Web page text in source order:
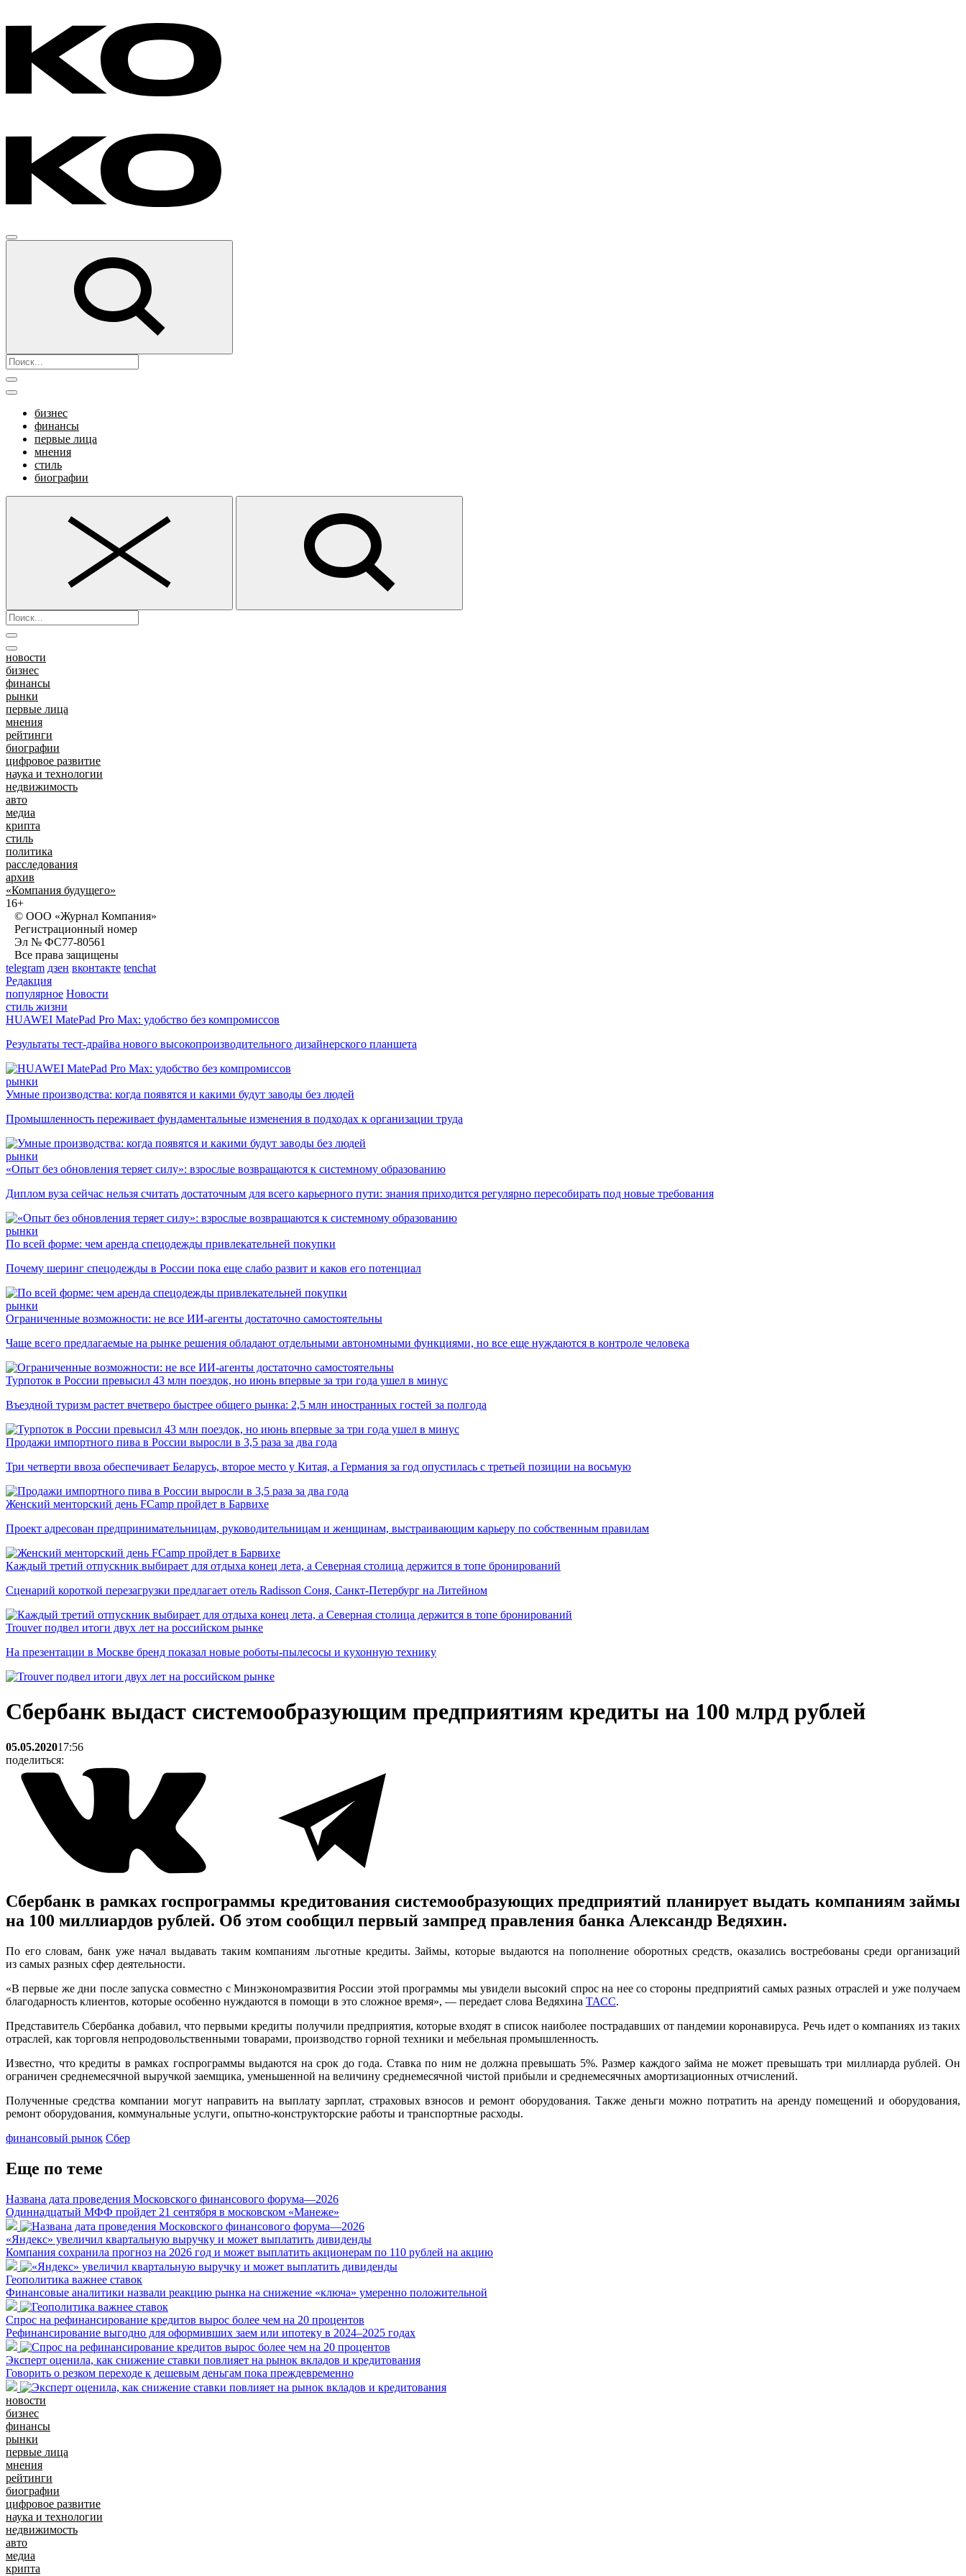
бизнес
финансы
первые лица
мнения
стиль
биографии
новости
бизнес
финансы
рынки
первые лица
мнения
рейтинги
биографии
цифровое развитие
наука и технологии
недвижимость
авто
медиа
крипта
стиль
политика
расследования
архив
«Компания будущего»
16+
© ООО «Журнал Компания»
Регистрационный номер
Эл № ФС77-80561
Все права защищены
telegram дзен вконтакте tenchat
Редакция
популярное Новости
стиль жизни
HUAWEI MatePad Pro Max: удобство без компромиссов
Результаты тест-драйва нового высокопроизводительного дизайнерского планшета
рынки
Умные производства: когда появятся и какими будут заводы без людей
Промышленность переживает фундаментальные изменения в подходах к организации труда
рынки
«Опыт без обновления теряет силу»: взрослые возвращаются к системному образованию
Диплом вуза сейчас нельзя считать достаточным для всего карьерного пути: знания приходится регулярно пересобирать под новые требования
рынки
По всей форме: чем аренда спецодежды привлекательней покупки
Почему шеринг спецодежды в России пока еще слабо развит и каков его потенциал
рынки
Ограниченные возможности: не все ИИ-агенты достаточно самостоятельны
Чаще всего предлагаемые на рынке решения обладают отдельными автономными функциями, но все еще нуждаются в контроле человека
Турпоток в России превысил 43 млн поездок, но июнь впервые за три года ушел в минус
Въездной туризм растет вчетверо быстрее общего рынка: 2,5 млн иностранных гостей за полгода
Продажи импортного пива в России выросли в 3,5 раза за два года
Три четверти ввоза обеспечивает Беларусь, второе место у Китая, а Германия за год опустилась с третьей позиции на восьмую
Женский менторский день FCamp пройдет в Барвихе
Проект адресован предпринимательницам, руководительницам и женщинам, выстраивающим карьеру по собственным правилам
Каждый третий отпускник выбирает для отдыха конец лета, а Северная столица держится в топе бронирований
Сценарий короткой перезагрузки предлагает отель Radisson Соня, Санкт-Петербург на Литейном
Trouver подвел итоги двух лет на российском рынке
На презентации в Москве бренд показал новые роботы-пылесосы и кухонную технику
Сбербанк выдаст системообразующим предприятиям кредиты на 100 млрд рублей
05.05.202017:56
поделиться:
Сбербанк в рамках госпрограммы кредитования системообразующих предприятий планирует выдать компаниям займы
на 100 миллиардов рублей. Об этом сообщил первый зампред правления банка Александр Ведяхин.
По его словам, банк уже начал выдавать таким компаниям льготные кредиты. Займы, которые выдаются на пополнение оборотных средств, оказались востребованы среди организаций
из самых разных сфер деятельности.
«В первые же дни после запуска совместно с Минэкономразвития России этой программы мы увидели высокий спрос на нее со стороны предприятий самых разных отраслей и уже получаем
благодарность клиентов, которые особенно нуждаются в помощи в это сложное время», — передает слова Ведяхина ТАСС.
Представитель Сбербанка добавил, что первыми кредиты получили предприятия, которые входят в список наиболее пострадавших от пандемии коронавируса. Речь идет о компаниях из таких
отраслей, как торговля непродовольственными товарами, производство горной техники и мебельная промышленность.
Известно, что кредиты в рамках госпрограммы выдаются на срок до года. Ставка по ним не должна превышать 5%. Размер каждого займа не может превышать три миллиарда рублей. Он
ограничен среднемесячной выручкой заемщика, уменьшенной на величину среднемесячной чистой прибыли и среднемесячных амортизационных отчислений.
Полученные средства компании могут направить на выплату зарплат, страховых взносов и ремонт оборудования. Также деньги можно потратить на аренду помещений и оборудования,
ремонт оборудования, коммунальные услуги, опытно-конструкторские работы и транспортные расходы.
финансовый рынок Сбер
Еще по теме
Названа дата проведения Московского финансового форума—2026
Одиннадцатый МФФ пройдет 21 сентября в московском «Манеже»
«Яндекс» увеличил квартальную выручку и может выплатить дивиденды
Компания сохранила прогноз на 2026 год и может выплатить акционерам по 110 рублей на акцию
Геополитика важнее ставок
Финансовые аналитики назвали реакцию рынка на снижение «ключа» умеренно положительной
Спрос на рефинансирование кредитов вырос более чем на 20 процентов
Рефинансирование выгодно для оформивших заем или ипотеку в 2024–2025 годах
Эксперт оценила, как снижение ставки повлияет на рынок вкладов и кредитования
Говорить о резком переходе к дешевым деньгам пока преждевременно
новости
бизнес
финансы
рынки
первые лица
мнения
рейтинги
биографии
цифровое развитие
наука и технологии
недвижимость
авто
медиа
крипта